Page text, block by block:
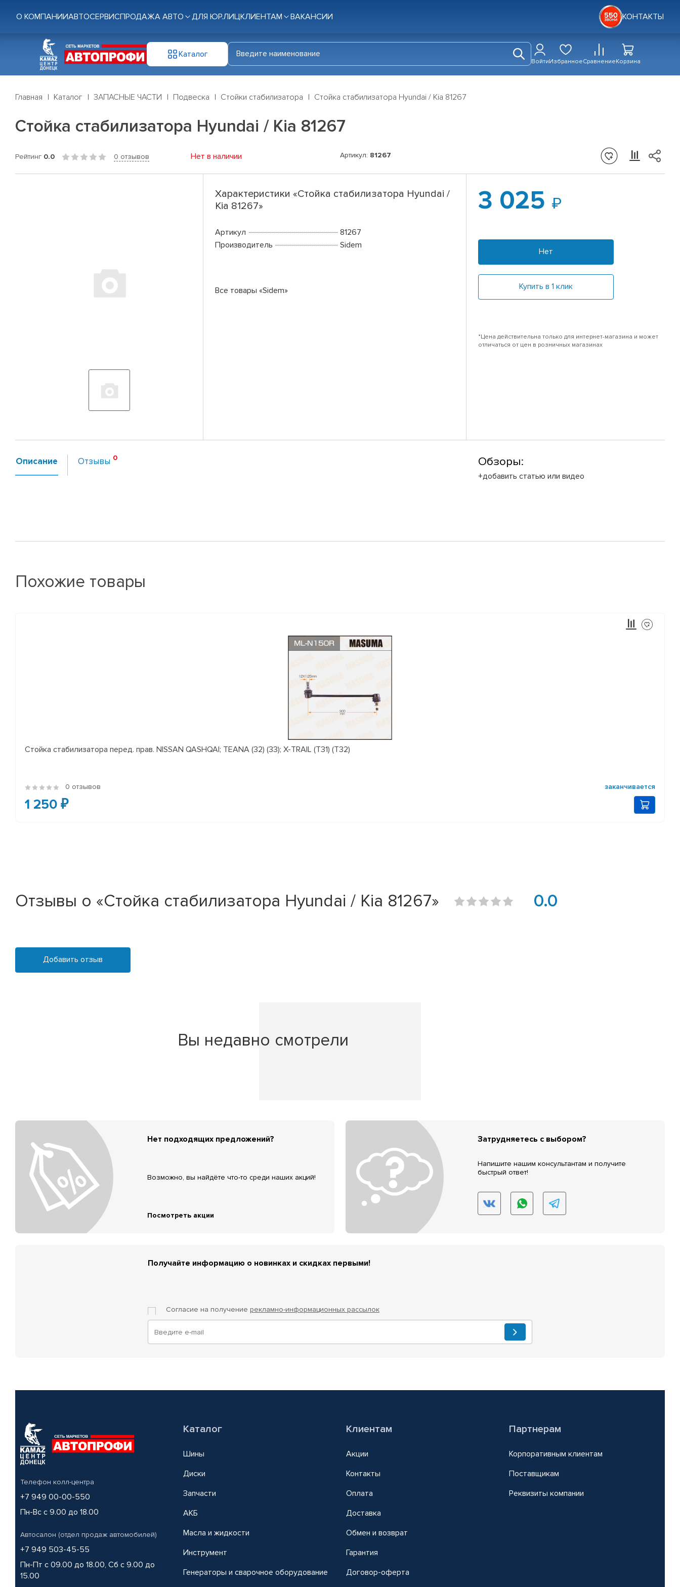
О КОМПАНИИАВТОСЕРВИСПРОДАЖА АВТО ДЛЯ ЮР.ЛИЦКЛИЕНТАМ ВАКАНСИИ КОНТАКТЫ
Каталог
ВойтиИзбранноеСравнениеКорзина
Главная Каталог ЗАПАСНЫЕ ЧАСТИ Подвеска Стойки стабилизатора Стойка стабилизатора Hyundai / Kia 81267
Стойка стабилизатора Hyundai / Kia 81267
Рейтинг 0.0 0 отзывов Нет в наличии Артикул: 81267
Характеристики «Стойка стабилизатора Hyundai /
Kia 81267»
Артикул
81267
Производитель
Sidem
Все товары «Sidem»
3 025
Нет
Купить в 1 клик
*Цена действительна только для интернет-магазина и может
отличаться от цен в розничных магазинах
Описание Отзывы Обзоры:
+добавить статью или видео
Похожие товары
Стойка стабилизатора перед. прав. NISSAN QASHQAI; TEANA (32) (33); X-TRAIL (T31) (T32)
0 отзывов заканчивается
1 250 ₽
Отзывы о «Стойка стабилизатора Hyundai / Kia 81267» 0.0
Добавить отзыв
Вы недавно смотрели
Нет подходящих предложений?
Возможно, вы найдёте что-то среди наших акций!
Посмотреть акции
Затрудняетесь с выбором?
Напишите нашим консультантам и получите
быстрый ответ!
Получайте информацию о новинках и скидках первыми!
Согласие на получение рекламно-информационных рассылок
Телефон колл-центра
+7 949 00-00-550
Пн-Вс с 9.00 до 18.00
Автосалон (отдел продаж автомобилей)
+7 949 503-45-55
Пн-Пт с 09.00 до 18.00, Сб с 9.00 до
15.00
Каталог
Шины
Диски
Запчасти
АКБ
Масла и жидкости
Инструмент
Генераторы и сварочное оборудование
Клиентам
Акции
Контакты
Оплата
Доставка
Обмен и возврат
Гарантия
Договор-оферта
Партнерам
Корпоративным клиентам
Поставщикам
Реквизиты компании